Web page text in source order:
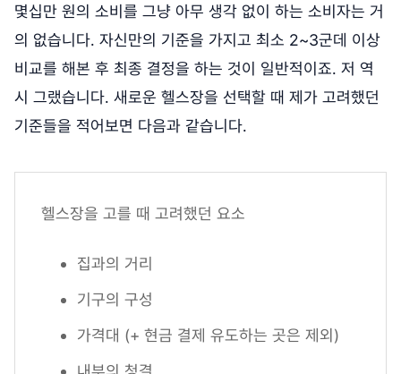
몇십만 원의 소비를 그냥 아무 생각 없이 하는 소비자는 거
의 없습니다. 자신만의 기준을 가지고 최소 2~3군데 이상
비교를 해본 후 최종 결정을 하는 것이 일반적이죠. 저 역
시 그랬습니다. 새로운 헬스장을 선택할 때 제가 고려했던
기준들을 적어보면 다음과 같습니다.
헬스장을 고를 때 고려했던 요소
집과의 거리
기구의 구성
가격대 (+ 현금 결제 유도하는 곳은 제외)